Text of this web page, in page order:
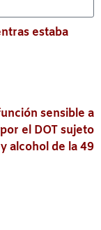
estaba
sensible a
el DOT sujeto
alcohol de la 49